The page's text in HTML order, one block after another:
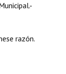
razón.